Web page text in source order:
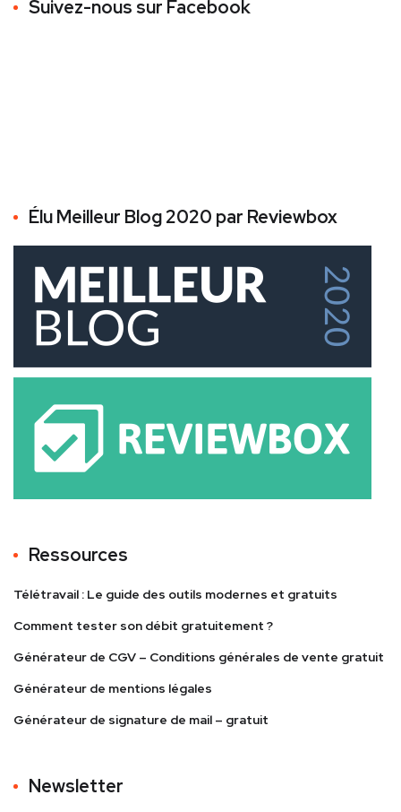
Suivez-nous sur Facebook
Élu Meilleur Blog 2020 par Reviewbox
Ressources
Télétravail : Le guide des outils modernes et gratuits
Comment tester son débit gratuitement ?
Générateur de CGV – Conditions générales de vente gratuit
Générateur de mentions légales
Générateur de signature de mail – gratuit
Newsletter